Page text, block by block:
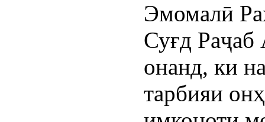
Эмомалӣ
Суғд Раҷаб
онанд, ки
тарбияи